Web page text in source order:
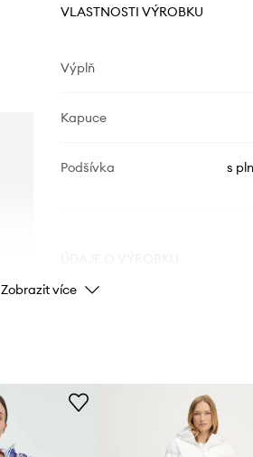
VLASTNOSTI VÝROBKU
Výplň
Kapuce
Podšívka
s
Barva
Zobrazit více